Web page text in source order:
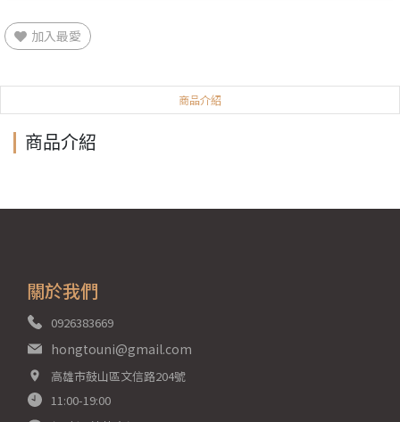
加入最愛
商品介紹
商品介紹
關於我們
0926383669
hongtouni@gmail.com
高雄市鼓山區文信路204號
11:00-19:00